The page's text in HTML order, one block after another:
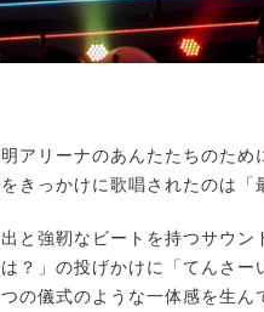
アリーナのあんたたちのた
きっかけに歌唱されたのは「
と強靭なビートを持つサウン
？」の投げかけに「てんさ
の儀式のような一体感を生ん